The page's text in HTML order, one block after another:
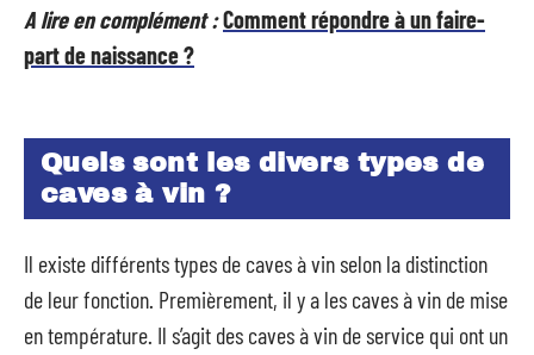
A lire en complément :Comment répondre à un faire-
part de naissance ?
Quels sont les divers types de
caves à vin ?
Il existe différents types de caves à vin selon la distinction
de leur fonction. Premièrement, il y a les caves à vin de mise
en température. Il s’agit des caves à vin de service qui ont un